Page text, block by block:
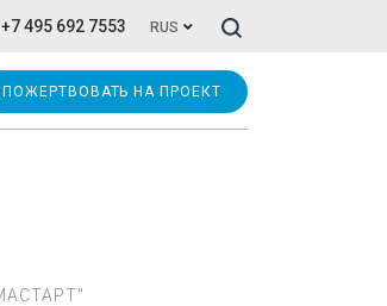
+7 495 692 7553 RUS Искать!
ПОЖЕРТВОВАТЬ НА ПРОЕКТ